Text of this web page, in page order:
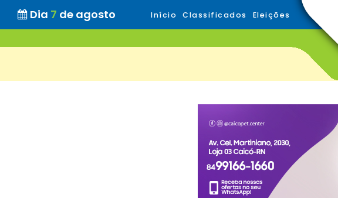
Dia 7 de agosto Início Classificados Eleições